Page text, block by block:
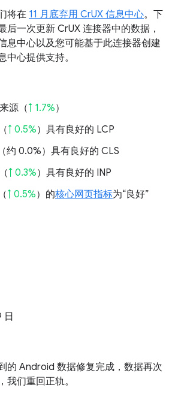
将在 11 月底弃用 CrUX 信息中心。下
后一次更新 CrUX 连接器中的数据，
息中心以及您可能基于此连接器创建
中心提供支持。
源（↑ 1.7%）
↑ 0.5%）具有良好的 LCP
约 0.0%）具有良好的 CLS
↑ 0.3%）具有良好的 INP
↑ 0.5%）的核心网页指标为“良好”
日
的 Android 数据修复完成，数据再次
我们重回正轨。